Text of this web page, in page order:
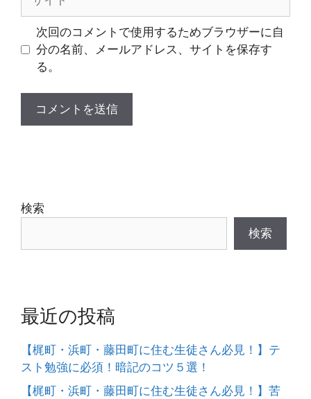
次回のコメントで使用するためブラウザーに自
分の名前、メールアドレス、サイトを保存す
る。
検索
検索
最近の投稿
【梶町・浜町・藤田町に住む生徒さん必見！】テ
スト勉強に必須！暗記のコツ５選！
【梶町・浜町・藤田町に住む生徒さん必見！】苦